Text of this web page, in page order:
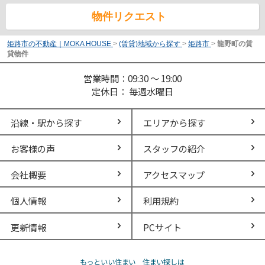
物件リクエスト
姫路市の不動産｜MOKA HOUSE > (賃貸)地域から探す > 姫路市 > 龍野町の賃
貸物件
営業時間：09:30 ～ 19:00
定休日： 毎週水曜日
沿線・駅から探す エリアから探す
お客様の声 スタッフの紹介
会社概要 アクセスマップ
個人情報 利用規約
更新情報 PCサイト